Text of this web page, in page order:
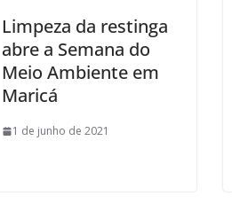
Limpeza da restinga
abre a Semana do
Meio Ambiente em
Maricá
1 de junho de 2021